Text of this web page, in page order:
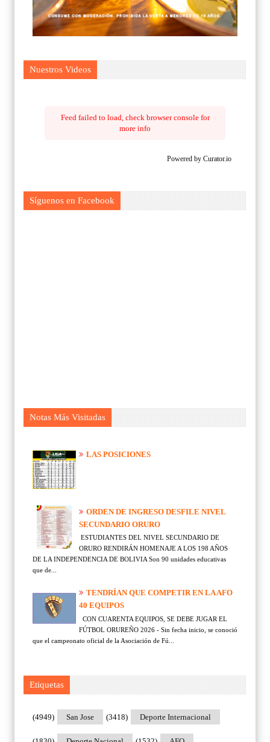
Nuestros Videos
Feed failed to load, check browser console for
more info
Powered by Curator.io
Síguenos en Facebook
Notas Más Visitadas
LAS POSICIONES
ORDEN DE INGRESO DESFILE NIVEL
SECUNDARIO ORURO
ESTUDIANTES DEL NIVEL SECUNDARIO DE
ORURO RENDIRÁN HOMENAJE A LOS 198 AÑOS
DE LA INDEPENDENCIA DE BOLIVIA Son 90 unidades educativas
que de...
TENDRÍAN QUE COMPETIR EN LA AFO
40 EQUIPOS
CON CUARENTA EQUIPOS, SE DEBE JUGAR EL
FÚTBOL ORUREÑO 2026 - Sin fecha inicio, se conoció
que el campeonato oficial de la Asociación de Fú...
Etiquetas
San Jose
(4949) Deporte Internacional
(3418)